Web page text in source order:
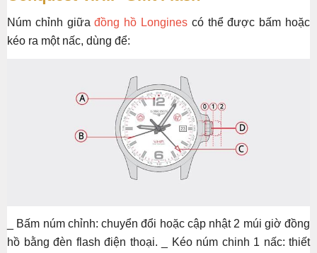
Núm chỉnh giữađồng hồ Longines có thể được bấm hoặc
kéo ra một nấc, dùng để:
_ Bấm núm chỉnh: chuyển đổi hoặc cập nhật 2 múi giờ đồng
hồ bằng đèn flash điện thoại. _ Kéo núm chinh 1 nấc: thiết